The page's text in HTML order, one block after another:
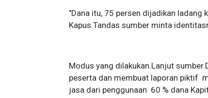
"Dana itu, 75 persen dijadikan ladang
Kapus.Tandas sumber minta
Modus yang dilakukan.Lanjut
peserta dan membuat laporan piktif
jasa dari penggunaan 60 % dana